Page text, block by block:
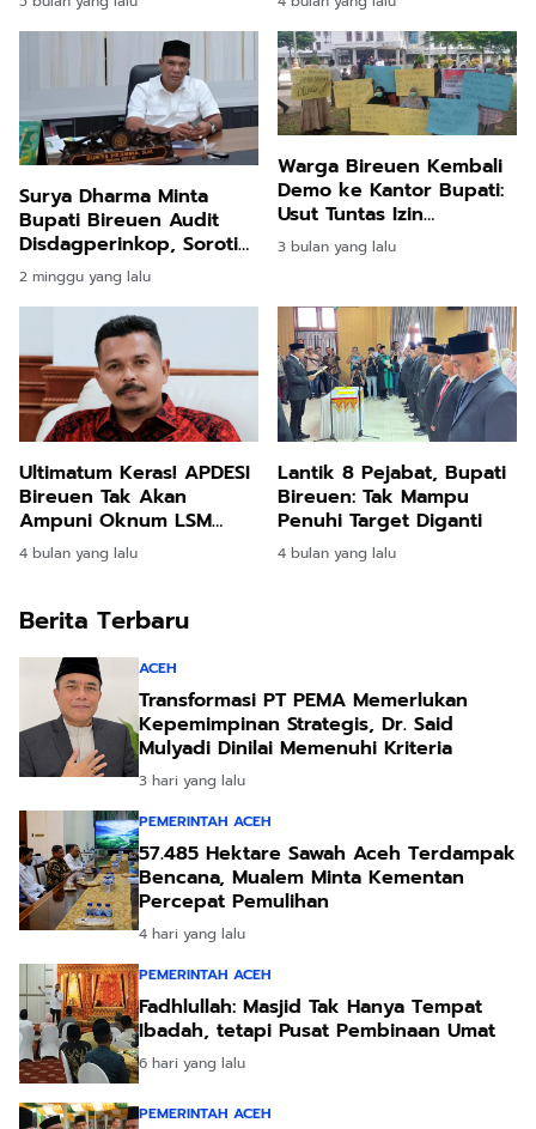
Jeunieb–Pandrah
Dikukuhkan
Surya Dharma Minta
Bupati Bireuen Audit
Disdagperinkop, Soroti
Integritas PAD
2 minggu yang lalu
Warga Bireuen Kembali
Demo ke Kantor Bupati:
Usut Tuntas Izin
Perkebunan Sawit
3 bulan yang lalu
Ultimatum Keras! APDESI
Bireuen Tak Akan
Ampuni Oknum LSM
yang Tekan Keuchiek!
4 bulan yang lalu
Lantik 8 Pejabat, Bupati
Bireuen: Tak Mampu
Penuhi Target Diganti
4 bulan yang lalu
Berita Terbaru
ACEH
Transformasi PT PEMA Memerlukan
Kepemimpinan Strategis, Dr. Said
Mulyadi Dinilai Memenuhi Kriteria
3 hari yang lalu
PEMERINTAH ACEH
57.485 Hektare Sawah Aceh Terdampak
Bencana, Mualem Minta Kementan
Percepat Pemulihan
4 hari yang lalu
PEMERINTAH ACEH
Fadhlullah: Masjid Tak Hanya Tempat
Ibadah, tetapi Pusat Pembinaan Umat
6 hari yang lalu
PEMERINTAH ACEH